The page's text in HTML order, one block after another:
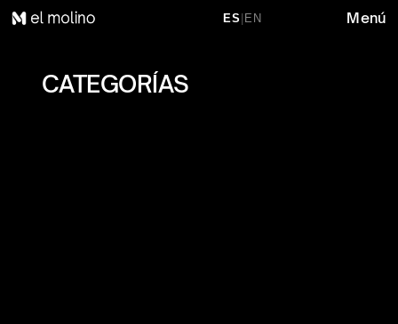
CATEGORÍAS
ES | EN Menú